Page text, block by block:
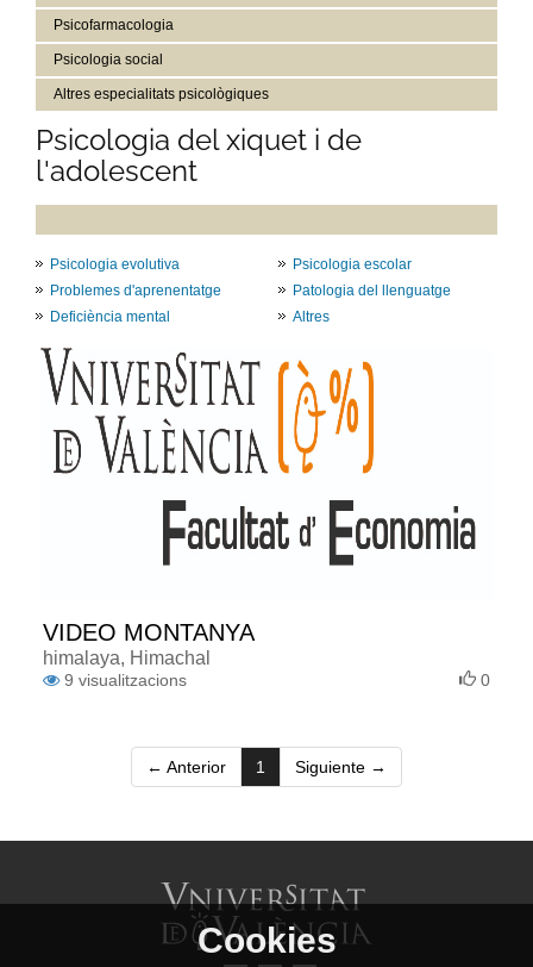
Psicofarmacologia
Psicologia social
Altres especialitats psicològiques
Psicologia del xiquet i de
l'adolescent
Psicologia evolutiva
Problemes d'aprenentatge
Deficiència mental
Psicologia escolar
Patologia del llenguatge
Altres
VIDEO MONTANYA
himalaya, Himachal
9 visualitzacions 0
← Anterior 1 (current)
Siguiente →
Cookies